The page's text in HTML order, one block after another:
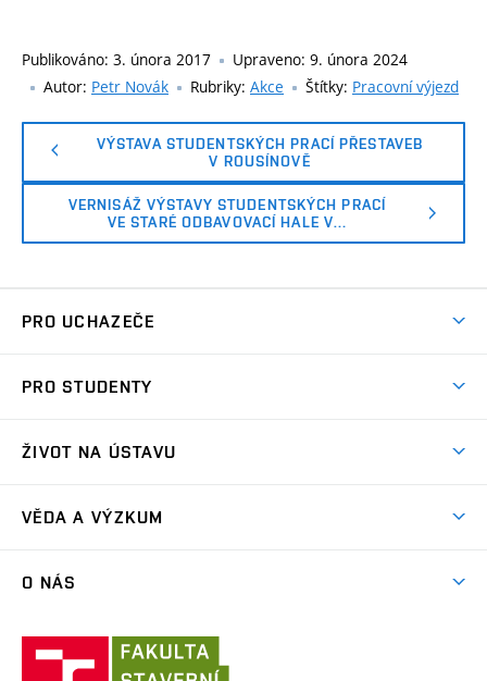
Publikováno: 3. února 2017 Upraveno: 9. února 2024
Autor: Petr Novák Rubriky: Akce Štítky: Pracovní výjezd
VÝSTAVA STUDENTSKÝCH PRACÍ PŘESTAVEB
V ROUSÍNOVĚ
VERNISÁŽ VÝSTAVY STUDENTSKÝCH PRACÍ
VE STARÉ ODBAVOVACÍ HALE V…
PRO UCHAZEČE
Letní škola architektury
PRO STUDENTY
Závěrečné práce a státní zkoušky
Příručka prváka
Modelářská dílna
ŽIVOT NA ÚSTAVU
Plenéry
ARC Siola
VĚDA A VÝZKUM
Konference Krajina Sídla Památky
O NÁS
Ateliéry a pracoviště